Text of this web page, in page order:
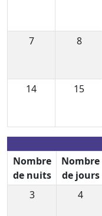
7
8
14
15
Nombre
de nuits
Nombre
de jours
3
4